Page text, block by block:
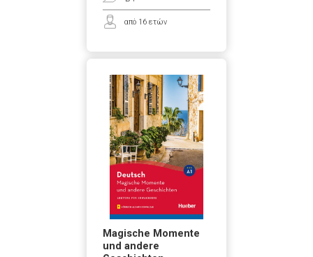
από 16 ετών
Magische Momente
und andere